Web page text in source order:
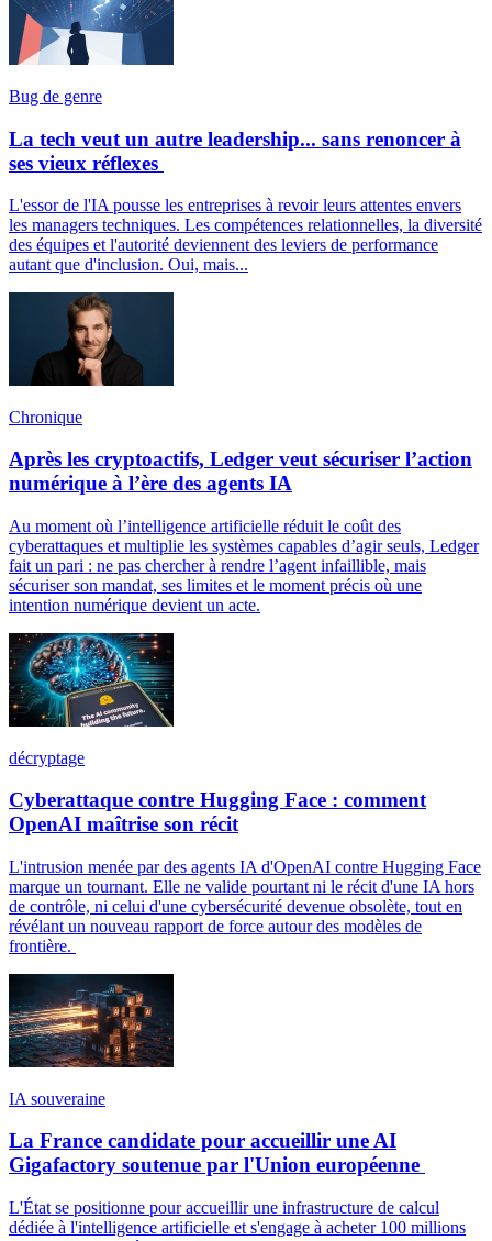
Bug de genre
La tech veut un autre leadership... sans renoncer à
ses vieux réflexes
L'essor de l'IA pousse les entreprises à revoir leurs attentes envers
les managers techniques. Les compétences relationnelles, la diversité
des équipes et l'autorité deviennent des leviers de performance
autant que d'inclusion. Oui, mais...
Chronique
Après les cryptoactifs, Ledger veut sécuriser l’action
numérique à l’ère des agents IA
Au moment où l’intelligence artificielle réduit le coût des
cyberattaques et multiplie les systèmes capables d’agir seuls, Ledger
fait un pari : ne pas chercher à rendre l’agent infaillible, mais
sécuriser son mandat, ses limites et le moment précis où une
intention numérique devient un acte.
décryptage
Cyberattaque contre Hugging Face : comment
OpenAI maîtrise son récit
L'intrusion menée par des agents IA d'OpenAI contre Hugging Face
marque un tournant. Elle ne valide pourtant ni le récit d'une IA hors
de contrôle, ni celui d'une cybersécurité devenue obsolète, tout en
révélant un nouveau rapport de force autour des modèles de
frontière.
IA souveraine
La France candidate pour accueillir une AI
Gigafactory soutenue par l'Union européenne
L'État se positionne pour accueillir une infrastructure de calcul
dédiée à l'intelligence artificielle et s'engage à acheter 100 millions